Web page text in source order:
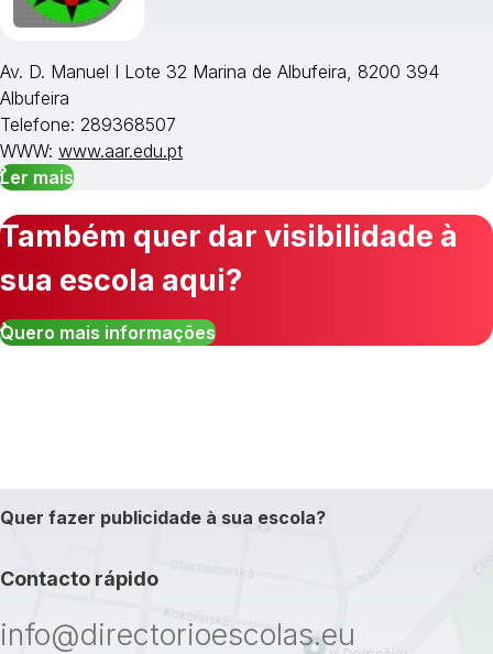
Av. D. Manuel I Lote 32 Marina de Albufeira, 8200 394
Albufeira
Telefone: 289368507
WWW: www.aar.edu.pt
Ler mais
Também quer dar visibilidade à
sua escola aqui?
Quero mais informações
Quer fazer publicidade à sua escola?
Contacto rápido
info@directorioescolas.eu